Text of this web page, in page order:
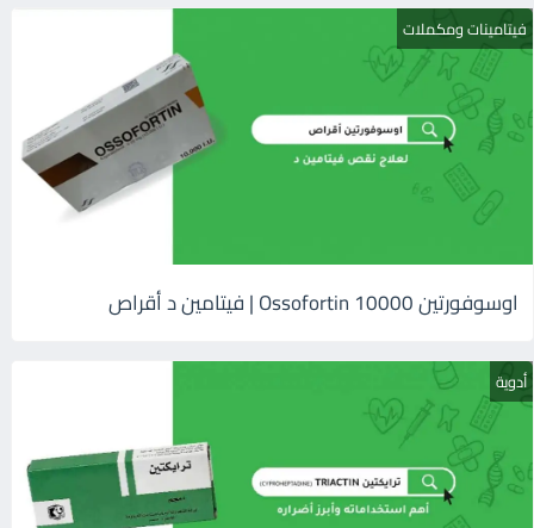
فيتامينات ومكملات
اوسوفورتين 10000 Ossofortin | فيتامين د أقراص
أدوية